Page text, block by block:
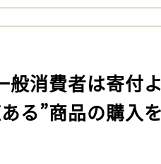
般消費者は寄付
る”商品の購入